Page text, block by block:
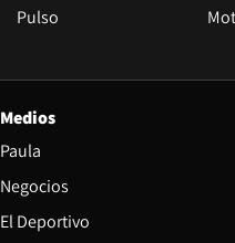
Pulso
Medios
Paula
Negocios
El Deportivo